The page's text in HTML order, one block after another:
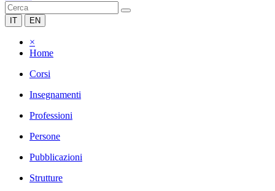
IT EN
×
Home
Corsi
Insegnamenti
Professioni
Persone
Pubblicazioni
Strutture